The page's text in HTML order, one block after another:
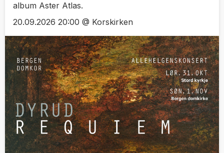
album Aster Atlas.
20.09.2026 20:00 @ Korskirken